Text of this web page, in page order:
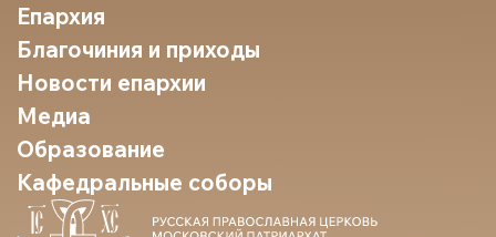
Епархия
Благочиния и приходы
Новости епархии
Медиа
Образование
Кафедральные соборы